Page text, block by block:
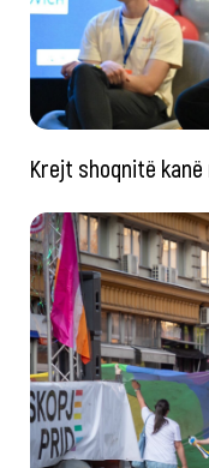
Krejt shoqnitë kanë